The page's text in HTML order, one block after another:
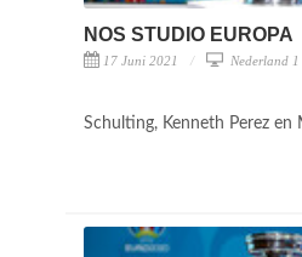
NOS STUDIO EUROPA
17 Juni 2021 Nederland 1
Schulting, Kenneth Perez en